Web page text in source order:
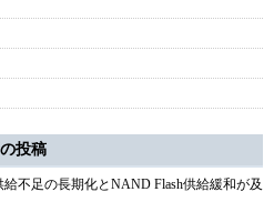
投稿
不足の長期化とNAND Flash供給緩和が及